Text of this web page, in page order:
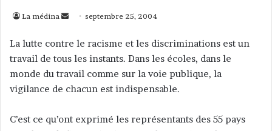
La médina
v
o
y
e
u
septembre 25, 2004
La lutte contre le racisme et les discriminations est un
travail de tous les instants. Dans les écoles, dans le
monde du travail comme sur la voie publique, la
vigilance de chacun est indispensable.
C’est ce qu’ont exprimé les représentants des 55 pays